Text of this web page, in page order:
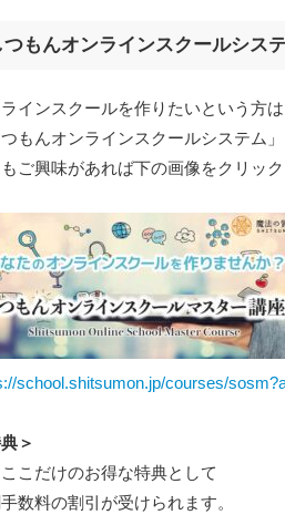
つもんオンラインスクールシス
インスクールを作りたいという方は
つもんオンラインスクールシステム
もご興味があれば下の画像をクリッ
school.shitsumon.jp/courses/
＞
ここだけのお得な特典として
数料の割引が受けられます。